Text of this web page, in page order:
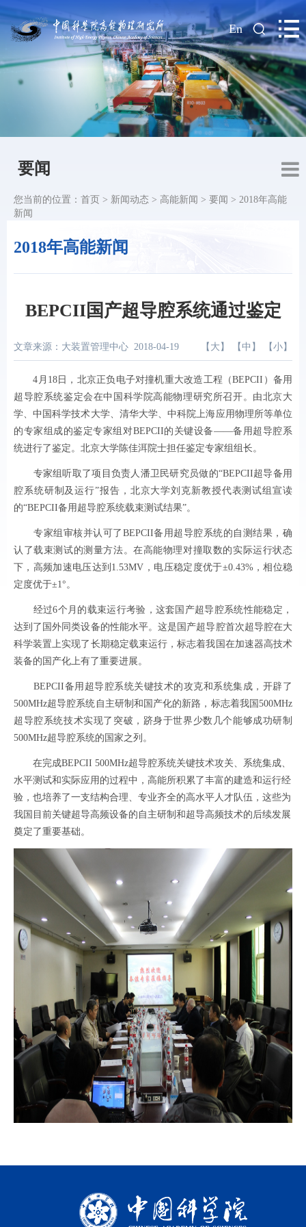
| En
要闻
2018年高能新闻
您当前的位置： 首页 > 新闻动态 > 高能新闻 > 要闻 > 2018年高能
新闻
BEPCII国产超导腔系统通过鉴定
文章来源：大装置管理中心 2018-04-19 【 大 】 【 中 】 【 小 】
4 月 18日， 北京正负电子对撞机重大改造工程（BEPCII ） 备用
超导腔系统鉴定会在中国科学院高能物理研究所召开。由北京大
学、中国科学技术大学、清华大学、中科院上海应用物理所等单位
的专家组成的鉴定专家组对BEPCII的关键设备——备用超导腔系
统进行了鉴定。北京大学陈佳洱院士担任鉴定专家组组长。
专家组听取了项目负责人潘卫民研究员做的“BEPCII超导备用
腔系统研制及运行”报告，北京大学刘克新教授代表测试组宣读
的“BEPCII备用超导腔系统载束测试结果”。
专家组审核并认可了 BEPCII备用超导腔系统的自测结果，确
认了载束测试的测量方法。在高能物理对撞取数的实际运行状态
下，高频加速电压达到 1.53MV ，电压稳定度优于±0.43%，相位稳
定度优于±1°。
经过6个月的载束运行考验，这套国产超导腔系统性能稳定，
达到了国外同类设备的性能水平。这是国产超导腔首次超导腔在大
科学装置上实现了长期稳定载束运行，标志着我国在加速器高技术
装备的国产化上有了重要进展。
BEPCII备用超导腔系统关键技术的攻克和系统集成，开辟了
500MHz超导腔系统自主研制和国产化的新路，标志着我国 500MHz
超导腔系统技术实现了突破，跻身于世界少数几个能够成功研制
500MHz超导腔系统的国家之列。
在完成BEPCII 500MHz超导腔系统关键技术攻关、系统集成、
水平测试和实际应用的过程中，高能所积累了丰富的建造和运行经
验，也培养了一支结构合理、专业齐全的高水平人才队伍，这些为
我国目前关键超导高频设备的自主研制和超导高频技术的后续发展
奠定了重要基础。